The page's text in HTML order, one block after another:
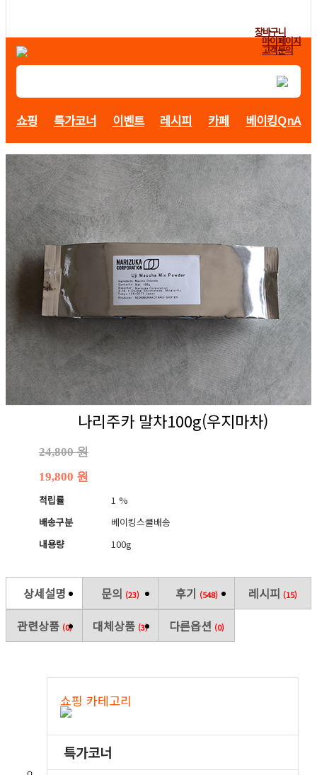
장바구니
마이페이지
고객문의
쇼핑 특가코너 이벤트 레시피 카페 베이킹QnA
나리주카 말차100g(우지마차)
24,800 원
19,800 원
적립률
1 %
배송구분
베이킹스쿨배송
내용량
100g
상세설명 문의 (23) 후기 (548) 레시피 (15)
관련상품 (0) 대체상품 (3) 다른옵션 (0)